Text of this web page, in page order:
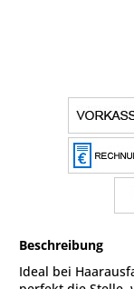
Beschreibung
Ideal bei